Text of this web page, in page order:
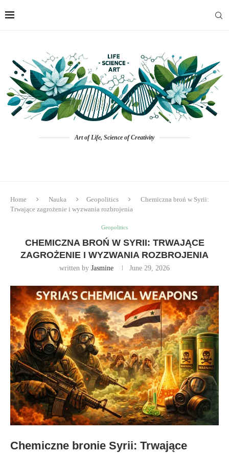
Art of Life, Science of Creativity
Home Nauka Geopolitics
Chemiczna broń w Syrii:
Trwające zagrożenie i wyzwania rozbrojenia
Geopolitics
CHEMICZNA BROŃ W SYRII: TRWAJĄCE
ZAGROŻENIE I WYZWANIA ROZBROJENIA
written by Jasmine June 29, 2026
Chemiczne bronie Syrii: Trwające